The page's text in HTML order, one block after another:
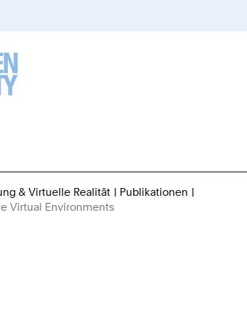
& Virtuelle Realität
Publikationen
Virtual Environments